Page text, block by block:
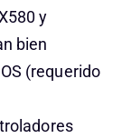
y
bien
(requerido